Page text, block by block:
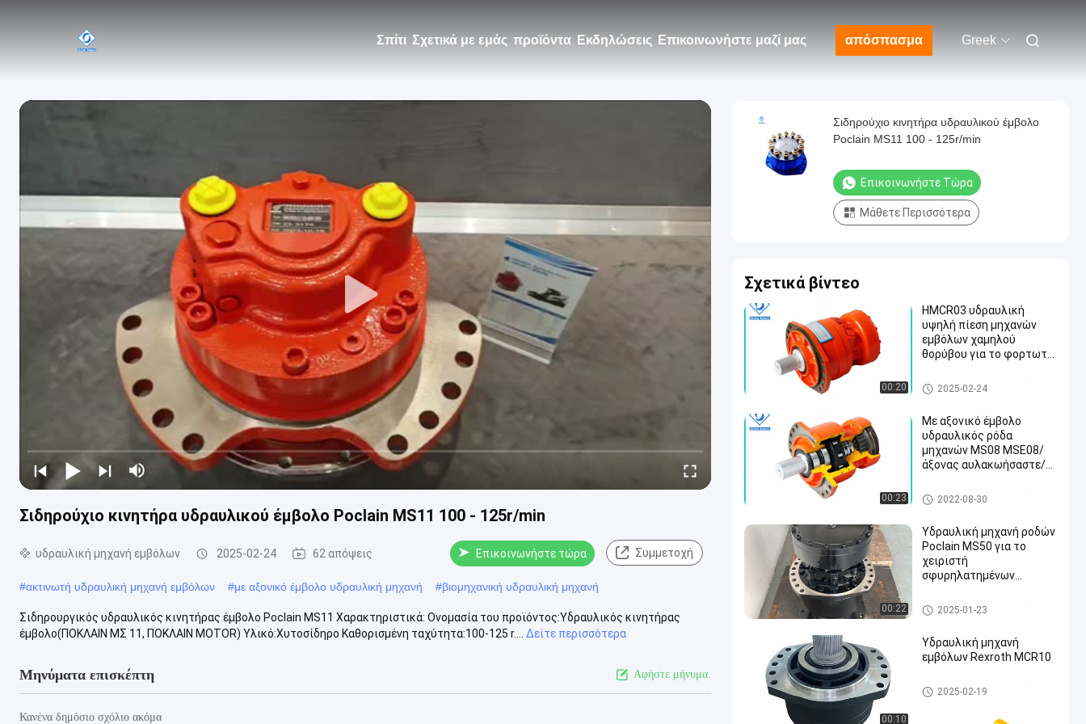
Σπίτι Σχετικά με εμάς προϊόντα Εκδηλώσεις Επικοινωνήστε μαζί μας απόσπασμα Greek
Σιδηρούχιο κινητήρα υδραυλικού έμβολο Poclain MS11 100 - 125r/min
υδραυλική μηχανή εμβόλων 2025-02-24 62 απόψεις Επικοινωνήστε τώρα Συμμετοχή
#ακτινωτή υδραυλική μηχανή εμβόλων #με αξονικό έμβολο υδραυλική μηχανή #βιομηχανική υδραυλική μηχανή
Σιδηρουργικός υδραυλικός κινητήρας έμβολο Poclain MS11 Χαρακτηριστικά: Ονομασία του προϊόντος:Υδραυλικός κινητήρας
έμβολο(ΠΟΚΛΑΙΝ ΜΣ 11, ΠΟΚΛΑΙΝ MOTOR) Υλικό:Χυτοσίδηρο Καθορισμένη ταχύτητα:100-125 r....
Δείτε περισσότερα
Μηνύματα επισκέπτη Αφήστε μήνυμα.
Κανένα δημόσιο σχόλιο ακόμα
Σιδηρούχιο κινητήρα υδραυλικού έμβολο
Poclain MS11 100 - 125r/min
Επικοινωνήστε Τώρα
Μάθετε Περισσότερα
Σχετικά βίντεο
00:20
HMCR03 υδραυλική
υψηλή πίεση μηχανών
εμβόλων χαμηλού
θορύβου για το φορτωτή
υδραυλική μηχανή εμβόλων
2025-02-24
00:23
Με αξονικό έμβολο
υδραυλικός ρόδα
μηχανών MS08 MSE08/
άξονας αυλακωήσαστε/
υδραυλική μηχανή εμβόλων
2022-08-30
00:22
Υδραυλική μηχανή ροδών
Poclain MS50 για το
χειριστή
σφυρηλατημένων
υδραυλική μηχανή εμβόλων
2025-01-23
00:10
Υδραυλική μηχανή
εμβόλων Rexroth MCR10
υδραυλική μηχανή εμβόλων
2025-02-19